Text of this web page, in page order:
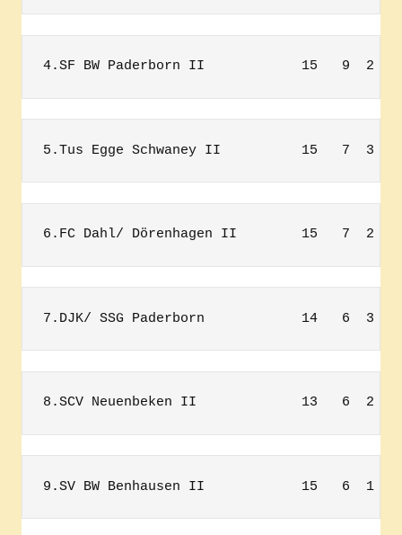
4.SF BW Paderborn II            15   9  2
5.Tus Egge Schwaney II          15   7  3
6.FC Dahl/ Dörenhagen II        15   7  2
7.DJK/ SSG Paderborn            14   6  3
8.SCV Neuenbeken II             13   6  2
9.SV BW Benhausen II            15   6  1